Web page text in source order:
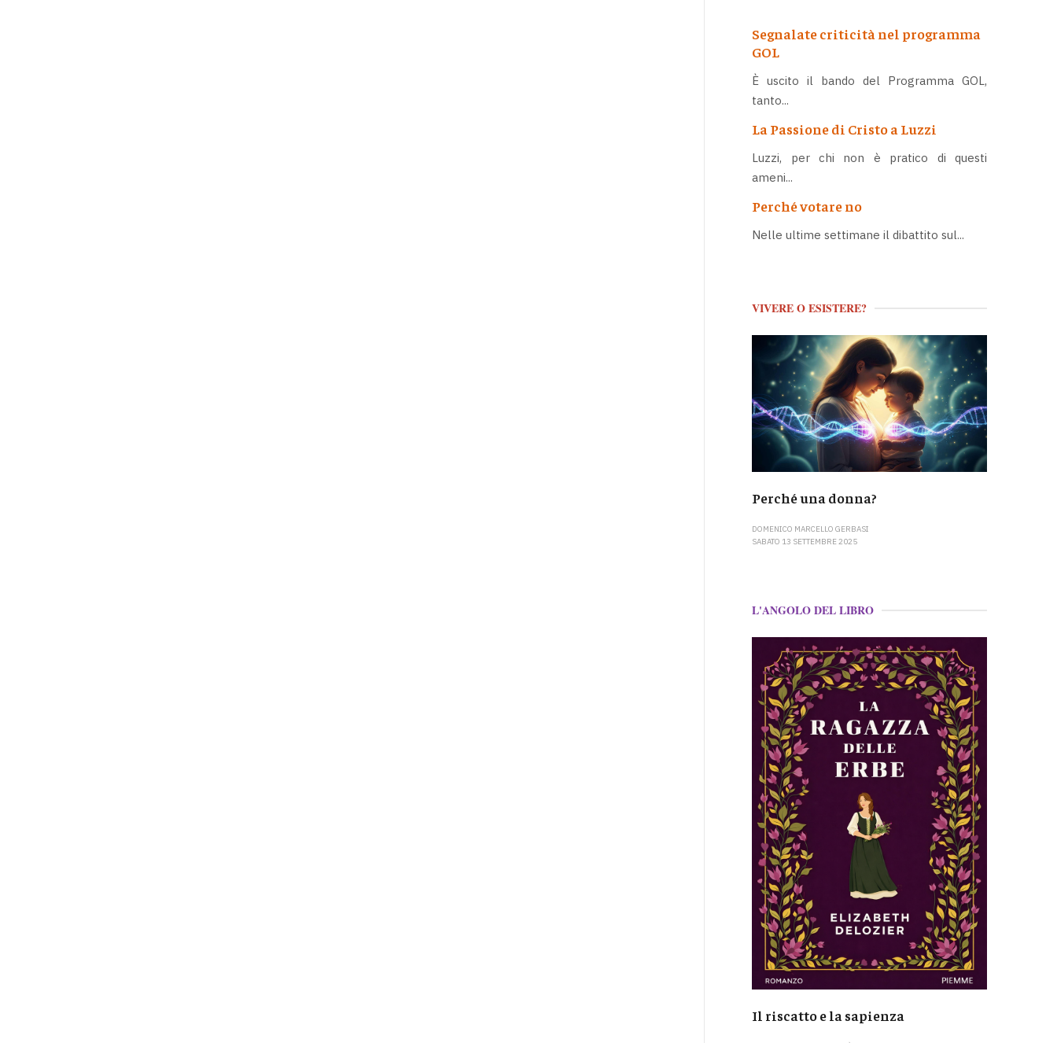
Segnalate criticità nel programma
GOL
È uscito il bando del Programma GOL,
tanto...
La Passione di Cristo a Luzzi
Luzzi, per chi non è pratico di questi
ameni...
Perché votare no
Nelle ultime settimane il dibattito sul...
VIVERE O ESISTERE?
Perché una donna?
DOMENICO MARCELLO GERBASI
SABATO 13 SETTEMBRE 2025
L'ANGOLO DEL LIBRO
Il riscatto e la sapienza